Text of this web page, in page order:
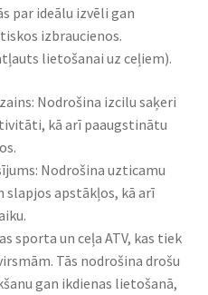
par ideālu izvēli gan
izbraucienos.
lietošanai uz ceļiem).
Nodrošina izcilu saķeri
kā arī paaugstinātu
Nodrošina uzticamu
slapjos apstākļos, kā arī
sporta un ceļa ATV, kas tiek
Tās nodrošina drošu
gan ikdienas lietošanā,